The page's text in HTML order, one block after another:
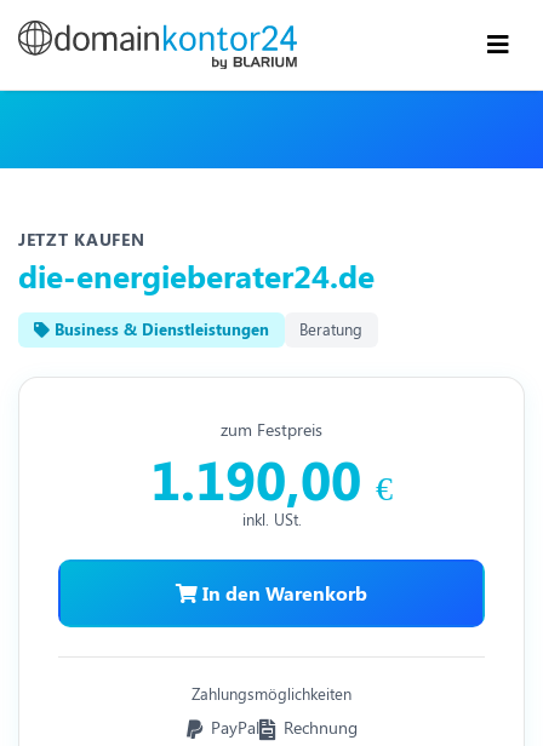
JETZT KAUFEN
die-energieberater24.de
Business & Dienstleistungen Beratung
zum Festpreis
1.190,00 €
inkl. USt.
In den Warenkorb
Zahlungsmöglichkeiten
PayPal Rechnung